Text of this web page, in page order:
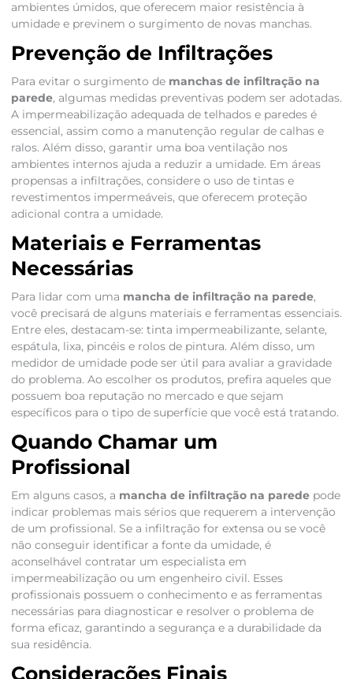
ambientes úmidos, que oferecem maior resistência à
umidade e previnem o surgimento de novas manchas.
Prevenção de Infiltrações
Para evitar o surgimento de manchas de infiltração na
parede, algumas medidas preventivas podem ser adotadas.
A impermeabilização adequada de telhados e paredes é
essencial, assim como a manutenção regular de calhas e
ralos. Além disso, garantir uma boa ventilação nos
ambientes internos ajuda a reduzir a umidade. Em áreas
propensas a infiltrações, considere o uso de tintas e
revestimentos impermeáveis, que oferecem proteção
adicional contra a umidade.
Materiais e Ferramentas
Necessárias
Para lidar com uma mancha de infiltração na parede,
você precisará de alguns materiais e ferramentas essenciais.
Entre eles, destacam-se: tinta impermeabilizante, selante,
espátula, lixa, pincéis e rolos de pintura. Além disso, um
medidor de umidade pode ser útil para avaliar a gravidade
do problema. Ao escolher os produtos, prefira aqueles que
possuem boa reputação no mercado e que sejam
específicos para o tipo de superfície que você está tratando.
Quando Chamar um
Profissional
Em alguns casos, a mancha de infiltração na paredepode
indicar problemas mais sérios que requerem a intervenção
de um profissional. Se a infiltração for extensa ou se você
não conseguir identificar a fonte da umidade, é
aconselhável contratar um especialista em
impermeabilização ou um engenheiro civil. Esses
profissionais possuem o conhecimento e as ferramentas
necessárias para diagnosticar e resolver o problema de
forma eficaz, garantindo a segurança e a durabilidade da
sua residência.
Considerações Finais